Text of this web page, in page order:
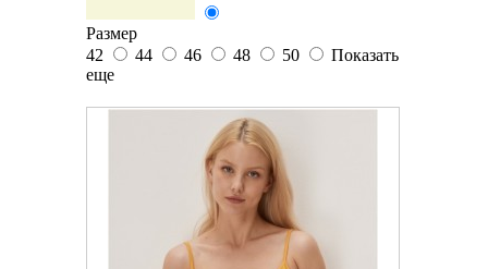
Размер
42
44 46 48 50
Показать
еще